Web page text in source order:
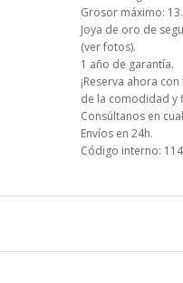
Grosor máximo:
Joya de oro de
(ver fotos).
1 año de garantía.
¡Reserva ahora
de la comodidad y
Consúltanos en
Envíos en 24h.
Código interno: